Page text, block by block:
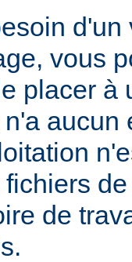
vous
placer à
aucun
de